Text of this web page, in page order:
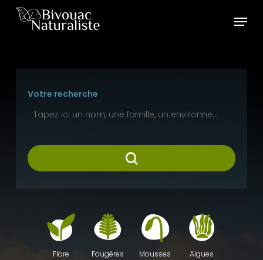
Menu
Votre recherche
Flore Fougères Mousses Algues